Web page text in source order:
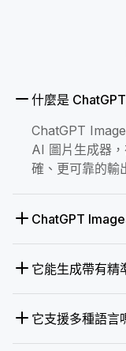
什麼是
ChatGPT
AI 圖片生成器
確、更可靠的輸
ChatGPT
它能生成帶有精
它支援多種語言